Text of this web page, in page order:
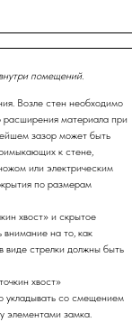
помещений.
Возле стен необходимо
расширения материала при
зазор может быть
к стене,
или электрическим
по размерам
хвост» и скрытое
внимание на то, как
виде стрелки должны быть
хвост»
укладывать со смещением
элементами замка.